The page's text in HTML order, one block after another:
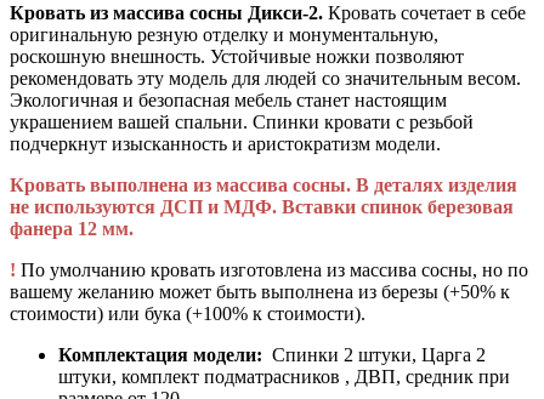
Кровать из массива сосны Дикси-2. Кровать сочетает в себе
оригинальную резную отделку и монументальную,
роскошную внешность. Устойчивые ножки позволяют
рекомендовать эту модель для людей со значительным весом.
Экологичная и безопасная мебель станет настоящим
украшением вашей спальни. Спинки кровати с резьбой
подчеркнут изысканность и аристократизм модели.
Кровать выполнена из массива сосны. В деталях изделия
не используются ДСП и МДФ. Вставки спинок березовая
фанера 12 мм.
! По умолчанию кровать изготовлена из массива сосны, но по
вашему желанию может быть выполнена из березы (+50% к
стоимости) или бука (+100% к стоимости).
Комплектация модели: Спинки 2 штуки, Царга 2
штуки, комплект подматрасников , ДВП, средник при